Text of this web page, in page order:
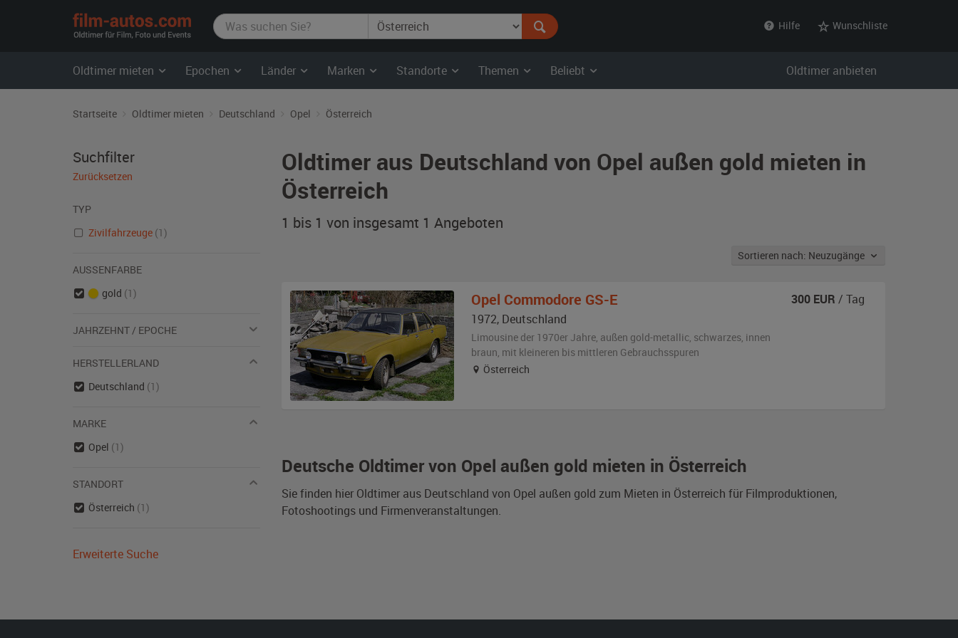
film-
autos.com
Hilfe Wunschliste
Oldtimer mieten Epochen Länder Marken Standorte Themen Beliebt Oldtimer anbieten
Startseite Oldtimer mieten Deutschland Opel Österreich
Oldtimer aus Deutschland von Opel außen gold mieten in
Österreich
1 bis 1 von insgesamt 1 Angeboten
Sortieren nach: Neuzugänge
Deutsche Oldtimer von Opel außen gold mieten in Österreich
Sie finden hier Oldtimer aus Deutschland von Opel außen gold zum Mieten in Österreich für Filmproduktionen,
Fotoshootings und Firmenveranstaltungen.
Opel Commodore GS-E
1972, Deutschland
Limousine der 1970er Jahre, außen gold-metallic, schwarzes, innen
braun, mit kleineren bis mittleren Gebrauchsspuren
Österreich
300 EUR / Tag
Suchfilter
Zurücksetzen
TYP
Zivilfahrzeuge (1)
AUSSENFARBE
gold (1)
JAHRZEHNT / EPOCHE
HERSTELLERLAND
Deutschland (1)
MARKE
Opel (1)
STANDORT
Österreich (1)
Erweiterte Suche